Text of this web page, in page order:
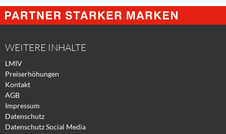
@
Facebook
@
Xing
@
Twitter
WEITERE INHALTE
LMIV
Preiserhöhungen
Kontakt
AGB
Impressum
Datenschutz
Datenschutz Social Media